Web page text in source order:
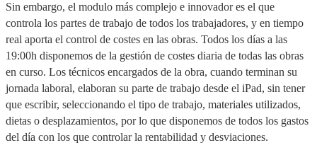
Sin embargo, el modulo más complejo e innovador es el que
controla los partes de trabajo de todos los trabajadores, y en tiempo
real aporta el control de costes en las obras. Todos los días a las
19:00h disponemos de la gestión de costes diaria de todas las obras
en curso. Los técnicos encargados de la obra, cuando terminan su
jornada laboral, elaboran su parte de trabajo desde el iPad, sin tener
que escribir, seleccionando el tipo de trabajo, materiales utilizados,
dietas o desplazamientos, por lo que disponemos de todos los gastos
del día con los que controlar la rentabilidad y desviaciones.